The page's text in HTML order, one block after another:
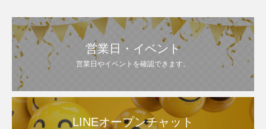
営業日・イベント
営業日やイベントを確認できます。
LINEオープンチャット